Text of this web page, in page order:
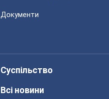
Документи
Суспільство
Всі новини